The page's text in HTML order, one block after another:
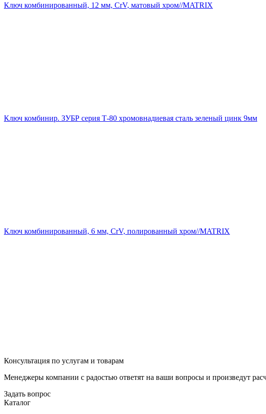
Ключ комбинированный, 12 мм, CrV, матовый хром//MATRIX
Ключ комбинир. ЗУБР серия Т-80 хромовнадиевая сталь зеленый цинк 9мм
Ключ комбинированный, 6 мм, CrV, полированный хром//MATRIX
Консультация по услугам и товарам
Менеджеры компании с радостью ответят на ваши вопросы и произведут
Задать вопрос
Каталог